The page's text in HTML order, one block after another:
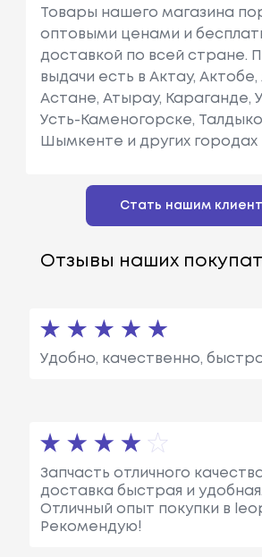
Товары нашего магазина
оптовыми ценами и
доставкой по всей стране.
выдачи есть в Актау,
Астане, Атырау, Караганде,
Усть-Каменогорске,
Шымкенте и других городах
Стать нашим
Отзывы наших
Удобно, качественно,
Запчасть отличного
доставка быстрая и удобная.
Отличный опыт покупки в
Рекомендую!